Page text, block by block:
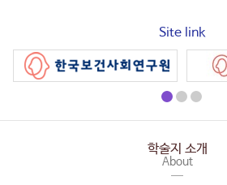
Site link
학술지 소개
About